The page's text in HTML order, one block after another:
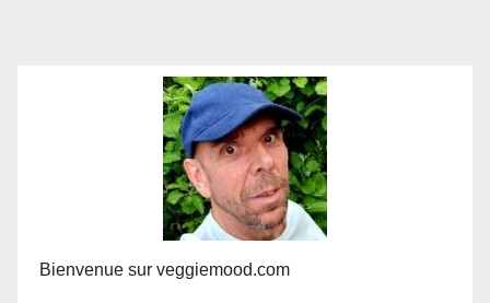
Bienvenue sur veggiemood.com